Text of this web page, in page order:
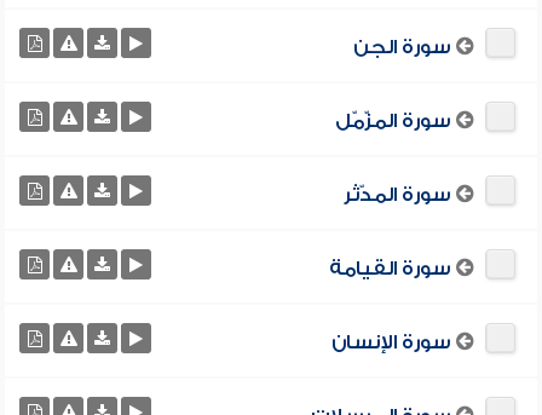
سورة الجن
سورة المزّمّل
سورة المدّثر
سورة القيامة
سورة الإنسان